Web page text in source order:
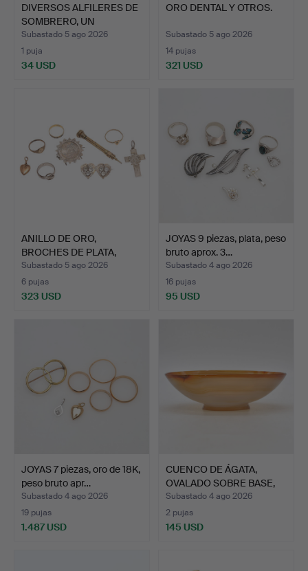
DIVERSOS ALFILERES DE
SOMBRERO, UN
COLGANT…
Subastado 5 ago 2026
1 puja
34 USD
ORO DENTAL Y OTROS.
Subastado 5 ago 2026
14 pujas
321 USD
ANILLO DE ORO,
BROCHES DE PLATA,
LÁPIZ TEL…
Subastado 5 ago 2026
6 pujas
323 USD
JOYAS 9 piezas, plata, peso
bruto aprox. 3…
Subastado 4 ago 2026
16 pujas
95 USD
JOYAS 7 piezas, oro de 18K,
peso bruto apr…
Subastado 4 ago 2026
19 pujas
1.487 USD
CUENCO DE ÁGATA,
OVALADO SOBRE BASE,
PARED…
Subastado 4 ago 2026
2 pujas
145 USD